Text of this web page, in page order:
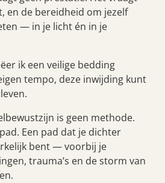
en de bereidheid om jezelf
— in je licht én in je
ik een veilige bedding
tempo, deze inwijding kunt
is geen methode.
Een pad dat je dichter
bent — voorbij je
trauma’s en de storm van